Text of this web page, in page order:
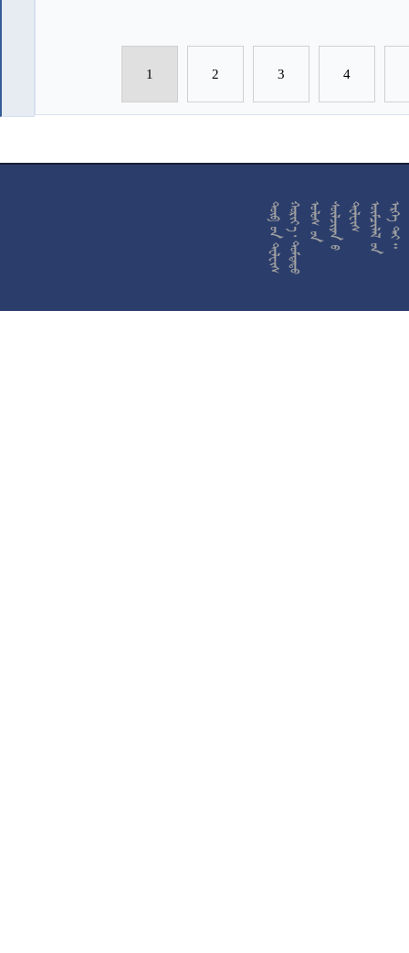
1 2 3 4










































































































